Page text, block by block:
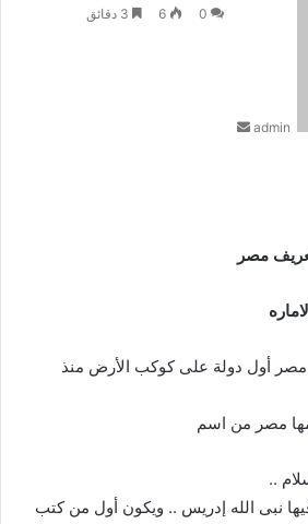
admin
ت
0
6
مصر
أول دولة على كوكب الأرض منذ
مصر من اسم
..
نبى الله إدريس .. ويكون أول من كتب